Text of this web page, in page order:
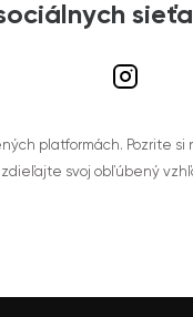
platformách. Pozrite si
svoj obľúbený